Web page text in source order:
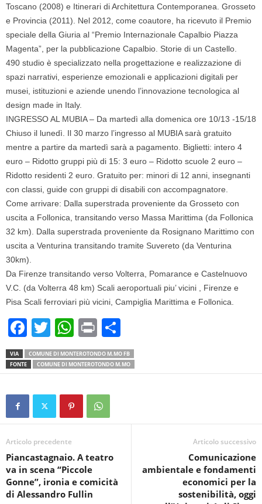
Toscano (2008) e Itinerari di Architettura Contemporanea. Grosseto
e Provincia (2011). Nel 2012, come coautore, ha ricevuto il Premio
speciale della Giuria al “Premio Internazionale Capalbio Piazza
Magenta”, per la pubblicazione Capalbio. Storie di un Castello.
490 studio è specializzato nella progettazione e realizzazione di
spazi narrativi, esperienze emozionali e applicazioni digitali per
musei, istituzioni e aziende unendo l’innovazione tecnologica al
design made in Italy.
INGRESSO AL MUBIA – Da martedì alla domenica ore 10/13 -15/18
Chiuso il lunedì. Il 30 marzo l’ingresso al MUBIA sarà gratuito
mentre a partire da martedì sarà a pagamento. Biglietti: intero 4
euro – Ridotto gruppi più di 15: 3 euro – Ridotto scuole 2 euro –
Ridotto residenti 2 euro . Gratuito per: minori di 12 anni, insegnanti
con classi, guide con gruppi di disabili con accompagnatore.
Come arrivare: Dalla superstrada proveniente da Grosseto con
uscita a Follonica, transitando verso Massa Marittima (da Follonica
32 km). Dalla superstrada proveniente da Rosignano Marittimo con
uscita a Venturina transitando tramite Suvereto (da Venturina
30km).
Da Firenze transitando verso Volterra, Pomarance e Castelnuovo
V.C. (da Volterra 48 km) Scali aeroportuali piu’ vicini , Firenze e
Pisa Scali ferroviari più vicini, Campiglia Marittima e Follonica.
F
a
c
b
o
o
k
T
wi
tt
W
h
at
A
p
Pr
in
t
o
n
di
VIA
COMUNE DI MONTEROTONDO M.MO FB
FONTE
COMUNE DI MONTEROTONDO M.MO
Articolo precedente
Piancastagnaio. A teatro
va in scena “Piccole
Gonne”, ironia e comicità
di Alessandro Fullin
Articolo successivo
Comunicazione
ambientale e fondamenti
economici per la
sostenibilità, oggi